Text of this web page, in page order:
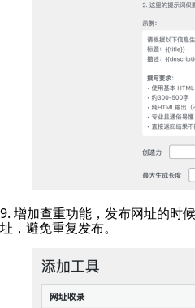
9. 增加查重功能，发布网址的时
址，避免重复发布。